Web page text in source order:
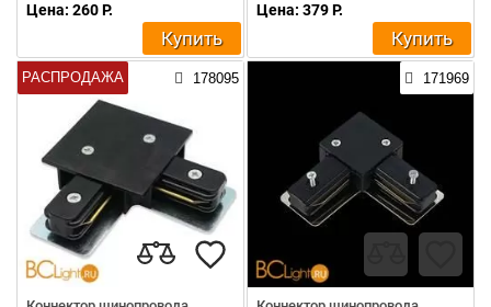
Цена: 260 Р.
Купить
Цена: 379 Р.
Купить
РАСПРОДАЖА 178095 171969